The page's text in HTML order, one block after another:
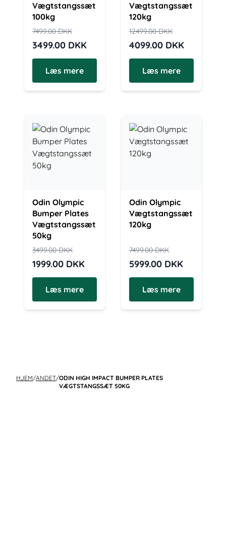
Vægtstangssæt
100kg
7499.00DKK
3499.00 DKK
Læs mere
Vægtstangssæt
120kg
12499.00DKK
4099.00 DKK
Læs mere
Odin Olympic
Bumper Plates
Vægtstangssæt
50kg
3499.00DKK
1999.00 DKK
Læs mere
Odin Olympic
Vægtstangssæt
120kg
7499.00DKK
5999.00 DKK
Læs mere
HJEM/ANDET/ODIN HIGH IMPACT BUMPER PLATES
VÆGTSTANGSSÆT 50KG